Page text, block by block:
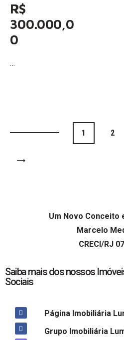
R$
300.000,0
0
…
1 2
Um Novo Conceito
Marcelo
CRECI/RJ
Saiba mais dos nossos
Sociais
Página Imobiliária
Grupo Imobiliária